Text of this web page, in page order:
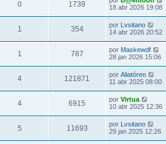
0 1739
18 abr 2026 19:08
1 354 por Lvsitano
14 abr 2026 20:52
1 787 por Maskewdf
28 jan 2026 15:06
4 121871 por Aliatóreo
11 abr 2025 08:00
4 6915 por Virtua
10 abr 2025 12:36
5 11693 por Lvsitano
29 jan 2025 12:26